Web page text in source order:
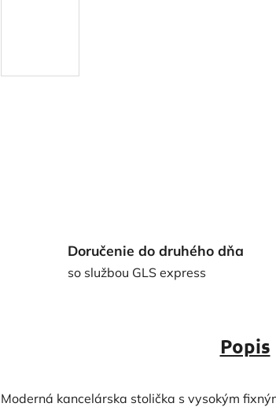
Doručenie do druhého dňa
so službou GLS express
Popis
Moderná kancelárska stolička s vysokým